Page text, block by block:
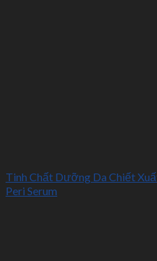
Tinh Chất Dưỡng Da Chiết
Peri Serum